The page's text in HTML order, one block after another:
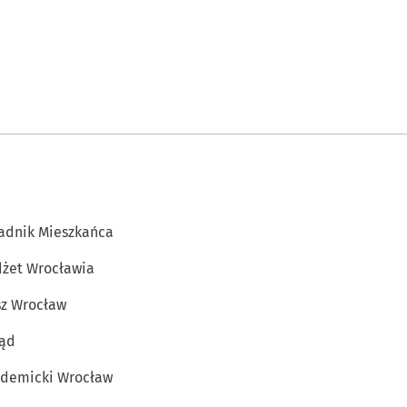
Mieszkańca
Wrocławia
Wrocław
Wrocław